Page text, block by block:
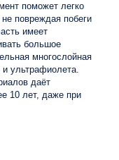
поможет легко
повреждая побеги
имеет
большое
многослойная
ультрафиолета.
даёт
10 лет, даже при